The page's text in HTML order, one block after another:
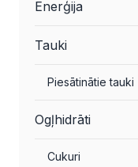
Enerģija
Tauki
Piesātinātie tauki
Ogļhidrāti
Cukuri